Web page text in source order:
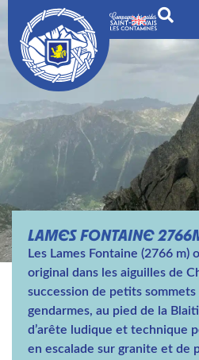
LAMES FONTAINE
Les Lames Fontaine (2766
original dans les aiguilles de
succession de petits
gendarmes, au pied de la
d’arête ludique et technique
en escalade sur granite et de